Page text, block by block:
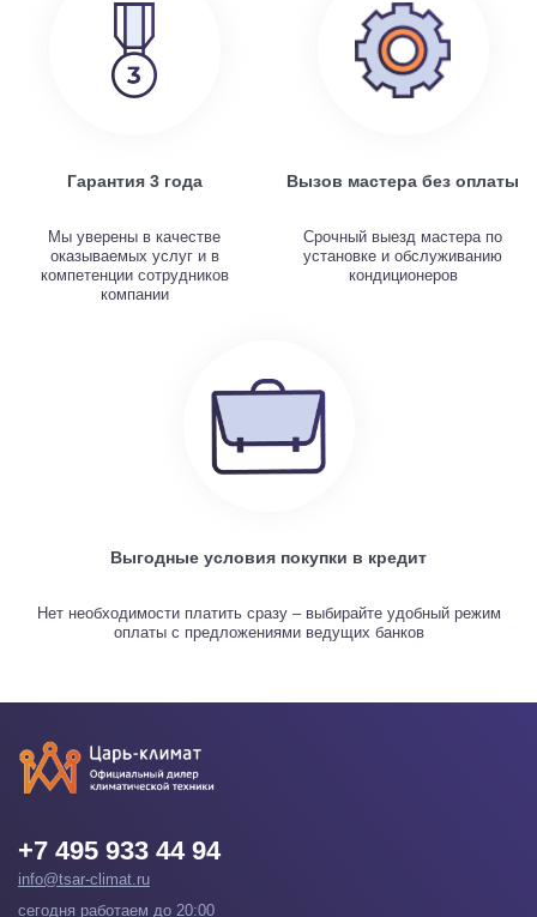
Гарантия 3 года
Мы уверены в качестве
оказываемых услуг и в
компетенции сотрудников
компании
Вызов мастера без оплаты
Срочный выезд мастера по
установке и обслуживанию
кондиционеров
Выгодные условия покупки в кредит
Нет необходимости платить сразу – выбирайте удобный режим
оплаты с предложениями ведущих банков
+7 495 933 44 94
info@tsar-climat.ru
сегодня работаем до 20:00